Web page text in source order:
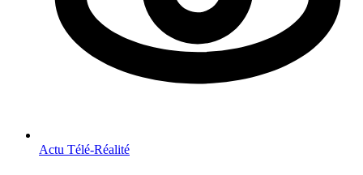
Actu Télé-Réalité